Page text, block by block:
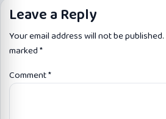
Leave a Reply
Your email address will not be published.
marked*
Comment*